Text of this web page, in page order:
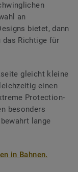
an
bietet, dann
das Richtige für
gleicht kleine
einen
Protection-
besonders
lange
in Bahnen.